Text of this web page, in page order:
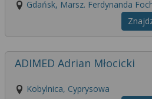
Gdańsk, Marsz. Ferdynanda
ADIMED Adrian Młocicki
Kobylnica, Cyprysowa